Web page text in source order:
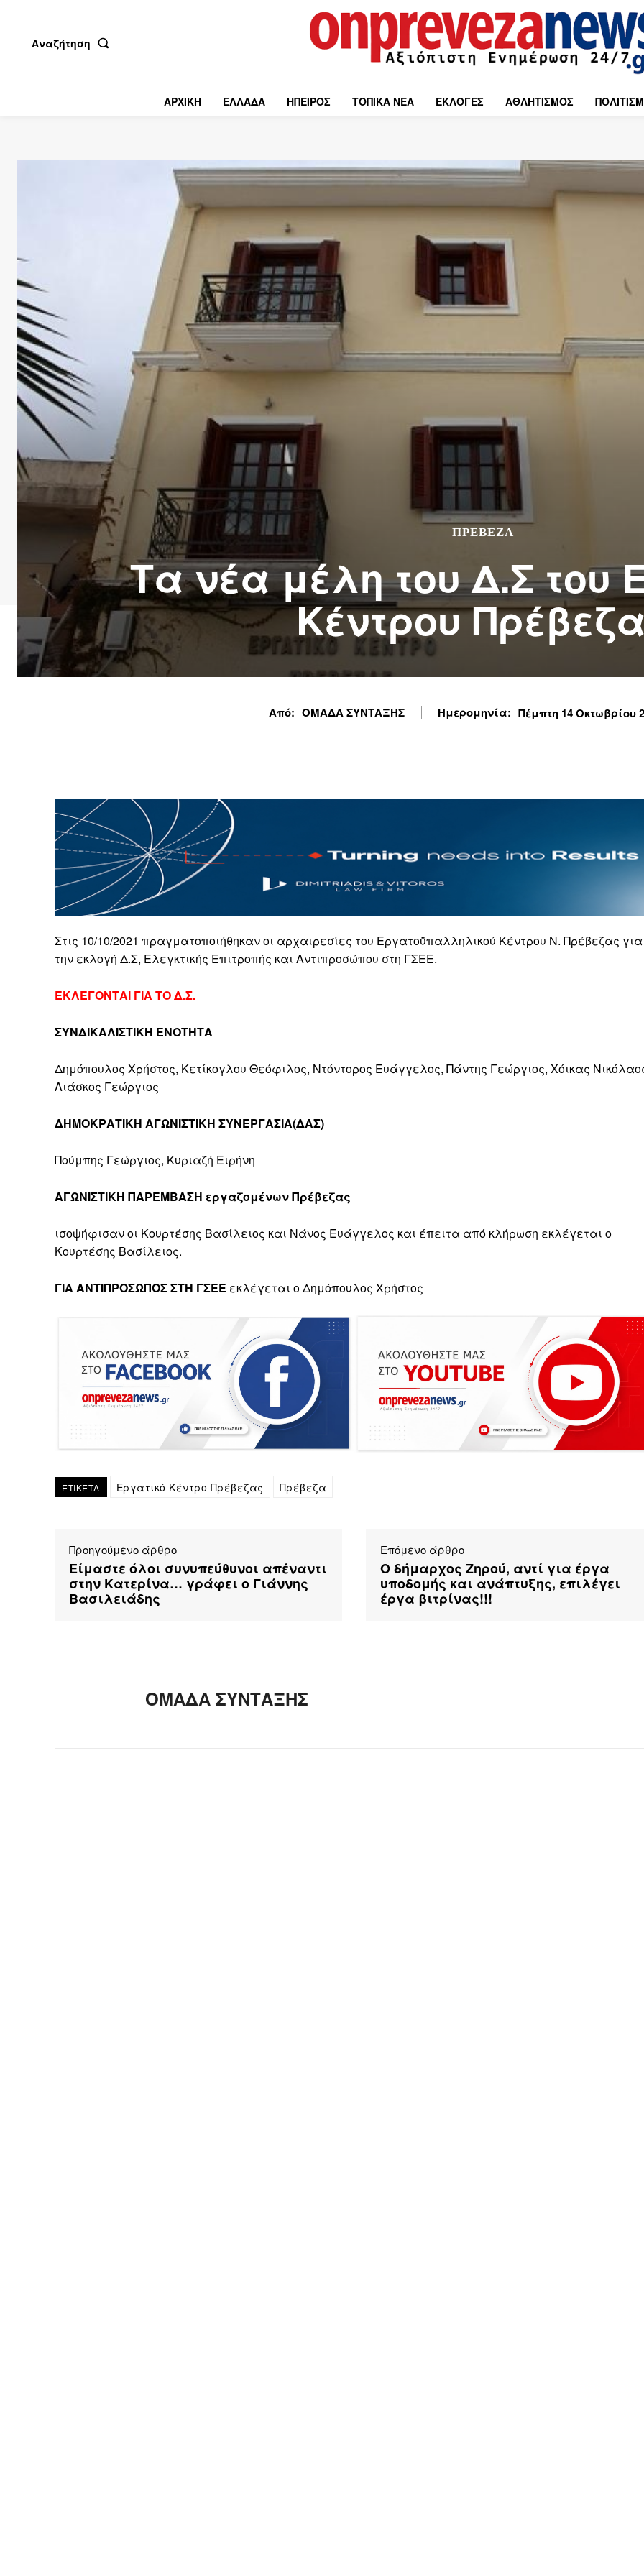
Αναζήτηση
ΑΡΧΙΚΗ ΕΛΛΑΔΑ ΗΠΕΙΡΟΣ ΤΟΠΙΚΑ ΝΕΑ ΕΚΛΟΓΕΣ ΑΘΛΗΤΙΣΜΟΣ
ΠΡΕΒΕΖΑ
Τα νέα μέλη του Δ.Σ του
Κέντρου
Από: ΟΜΑΔΑ ΣΥΝΤΑΞΗΣ Ημερομηνία: Πέμπτη 14 Οκτωβρίου
Στις 10/10/2021 πραγματοποιήθηκαν οι αρχαιρεσίες του Εργατοϋπαλληλικού Κέντρου Ν. Πρέβεζας για
την εκλογή Δ.Σ, Ελεγκτικής Επιτροπής και Αντιπροσώπου στη ΓΣΕΕ.
ΕΚΛΕΓΟΝΤΑΙ ΓΙΑ ΤΟ Δ.Σ.
ΣΥΝΔΙΚΑΛΙΣΤΙΚΗ ΕΝΟΤΗΤΑ
Δημόπουλος Χρήστος, Κετίκογλου Θεόφιλος, Ντόντορος Ευάγγελος, Πάντης Γεώργιος, Χόικας
Λιάσκος Γεώργιος
ΔΗΜΟΚΡΑΤΙΚΗ ΑΓΩΝΙΣΤΙΚΗ ΣΥΝΕΡΓΑΣΙΑ(ΔΑΣ)
Πούμπης Γεώργιος, Κυριαζή Ειρήνη
ΑΓΩΝΙΣΤΙΚΗ ΠΑΡΕΜΒΑΣΗ εργαζομένων Πρέβεζας
ισοψήφισαν οι Κουρτέσης Βασίλειος και Νάνος Ευάγγελος και έπειτα από κλήρωση εκλέγεται ο
Κουρτέσης Βασίλειος.
ΓΙΑ ΑΝΤΙΠΡΟΣΩΠΟΣ ΣΤΗ ΓΣΕΕ εκλέγεται ο Δημόπουλος Χρήστος
ΕΤΙΚΕΤΑ Εργατικό Κέντρο Πρέβεζας Πρέβεζα
Προηγούμενο άρθρο
Είμαστε όλοι συνυπεύθυνοι απέναντι
στην Κατερίνα… γράφει ο Γιάννης
Βασιλειάδης
Επόμενο άρθρο
Ο δήμαρχος Ζηρού, αντί για έργα
υποδομής και ανάπτυξης, επιλέγει
έργα βιτρίνας!!!
ΟΜΑΔΑ ΣΥΝΤΑΞΗΣ